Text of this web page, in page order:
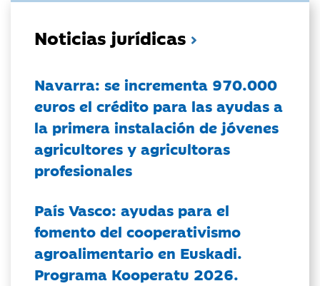
Noticias jurídicas
Navarra: se incrementa 970.000
euros el crédito para las ayudas a
la primera instalación de jóvenes
agricultores y agricultoras
profesionales
País Vasco: ayudas para el
fomento del cooperativismo
agroalimentario en Euskadi.
Programa Kooperatu 2026.